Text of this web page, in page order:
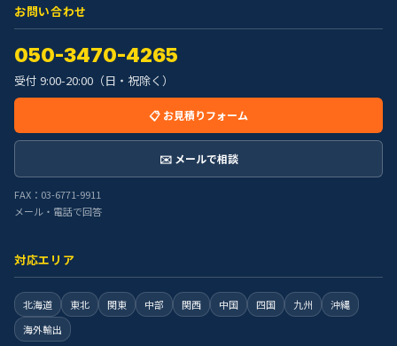
お問い合わせ
050-3470-4265
受付 9:00-20:00（日・祝除く）
📋 お見積りフォーム
✉️ メールで相談
FAX：03-6771-9911
メール・電話で回答
対応エリア
北海道 東北 関東 中部 関西 中国 四国 九州
沖縄
海外輸出